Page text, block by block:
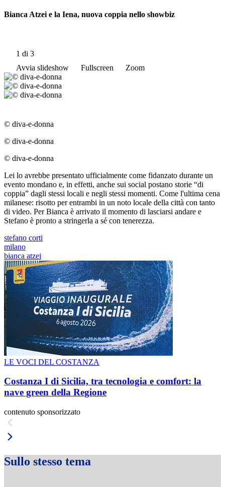
Bianca Atzei e la Iena, nuova coppia nello showbiz
1 di 3
Avvia slideshow
Fullscreen Zoom
© diva-e-donna
© diva-e-donna
© diva-e-donna
Lei lo avrebbe presentato ufficialmente come fidanzato durante un
evento mondano e, in effetti, anche sui social postano storie “di
coppia” dagli stessi locali e negli stessi momenti. Come l'ultima cena
milanese: risotto per entrambi in un noto locale della città con tanto
di video. Per Bianca è arrivato il momento di lasciarsi andare e
Stefano è pronto a stringerla a sé con tenerezza.
stefano corti
milano
bianca atzei
LE VOCI DEL COSTANZA
Costanza I di Sicilia, tra tecnologia e comfort: la
nave green della Regione
contenuto sponsorizzato
Sullo stesso tema